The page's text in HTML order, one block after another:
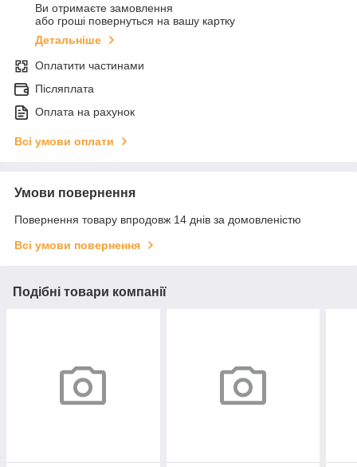
Ви отримаєте замовлення
або гроші повернуться на вашу картку
Детальніше
Оплатити частинами
Післяплата
Оплата на рахунок
Всі умови оплати
Умови повернення
Повернення товару впродовж 14 днів за домовленістю
Всі умови повернення
Подібні товари компанії